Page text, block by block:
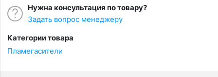
Нужна консультация по товару?
Задать вопрос менеджеру
Категории товара
Пламегасители